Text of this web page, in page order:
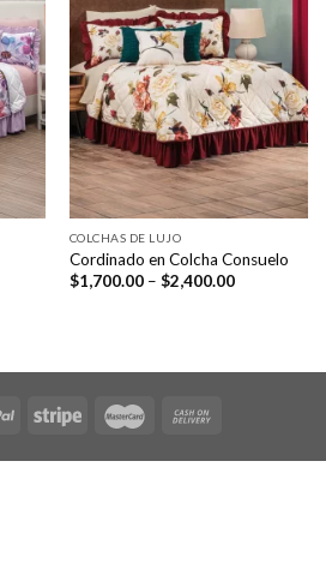
COLCHAS DE LUJO
Cordinado en Colcha Consuelo
$1,700.00 – $2,400.00Price